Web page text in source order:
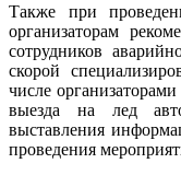
Также при
организаторам
сотрудников
скорой
числе
выезда на лед
выставления
проведения